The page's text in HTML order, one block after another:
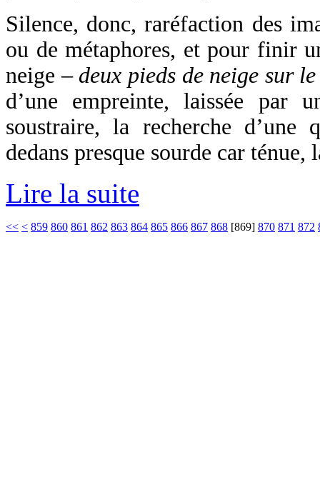
Silence, donc, raréfaction des
ou de métaphores, et pour finir
neige – deux pieds de neige sur
d’une empreinte, laissée par
soustraire, la recherche d’une
dedans presque sourde car ténue,
Lire la suite
<< < 859 860 861 862 863 864 865 866 867 868 [869] 870 871 872